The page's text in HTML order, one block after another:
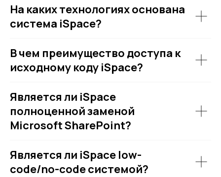
На каких технологиях основана
система iSpace?
В чем преимущество доступа к
исходному коду iSpace?
Является ли iSpace
полноценной заменой
Microsoft SharePoint?
Является ли iSpace low-
code/no-code системой?